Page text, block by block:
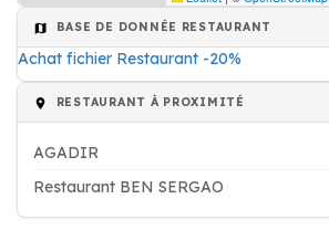
BASE DE DONNÉE RESTAURANT
Achat fichier Restaurant -20%
RESTAURANT À PROXIMITÉ
AGADIR
Restaurant BEN SERGAO